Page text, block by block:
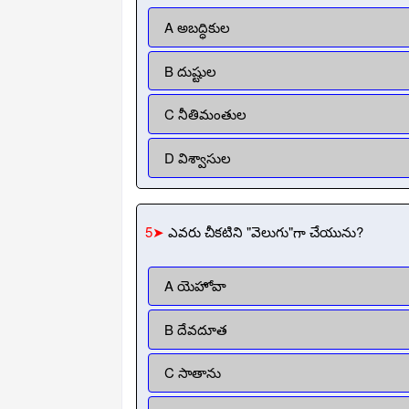
A అబద్ధికుల
B దుష్టుల
C నీతిమంతుల
D విశ్వాసుల
5➤ ఎవరు చీకటిని "వెలుగు"గా చేయును?
A యెహోవా
B దేవదూత
C సాతాను